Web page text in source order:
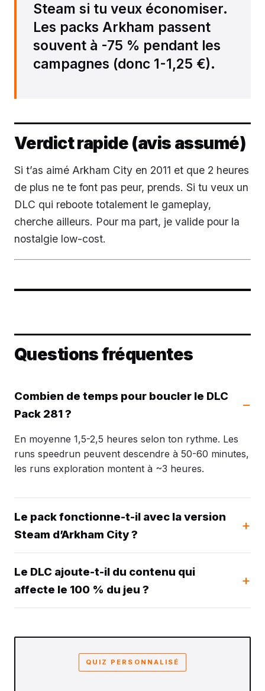
Steam si tu veux économiser.
Les packs Arkham passent
souvent à -75 % pendant les
campagnes (donc 1-1,25 €).
Verdict rapide (avis assumé)
Si t’as aimé Arkham City en 2011 et que 2 heures
de plus ne te font pas peur, prends. Si tu veux un
DLC qui reboote totalement le gameplay,
cherche ailleurs. Pour ma part, je valide pour la
nostalgie low-cost.
Questions fréquentes
Combien de temps pour boucler le DLC
Pack 281 ?
En moyenne 1,5-2,5 heures selon ton rythme. Les
runs speedrun peuvent descendre à 50-60 minutes,
les runs exploration montent à ~3 heures.
Le pack fonctionne-t-il avec la version
Steam d’Arkham City ?
Le DLC ajoute-t-il du contenu qui
affecte le 100 % du jeu ?
QUIZ PERSONNALISÉ